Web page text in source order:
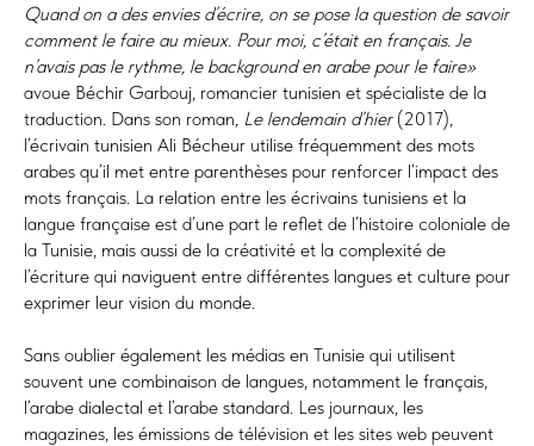
Quand on a des envies d’écrire, on se pose la question de savoir
comment le faire au mieux. Pour moi, c’était en français. Je
n’avais pas le rythme, le background en arabe pour le faire»
avoue Béchir Garbouj, romancier tunisien et spécialiste de la
traduction. Dans son roman, Le lendemain d’hier(2017),
l’écrivain tunisien Ali Bécheur utilise fréquemment des mots
arabes qu’il met entre parenthèses pour renforcer l’impact des
mots français. La relation entre les écrivains tunisiens et la
langue française est d’une part le reflet de l’histoire coloniale de
la Tunisie, mais aussi de la créativité et la complexité de
l’écriture qui naviguent entre différentes langues et culture pour
exprimer leur vision du monde.
Sans oublier également les médias en Tunisie qui utilisent
souvent une combinaison de langues, notamment le français,
l’arabe dialectal et l’arabe standard. Les journaux, les
magazines, les émissions de télévision et les sites web peuvent